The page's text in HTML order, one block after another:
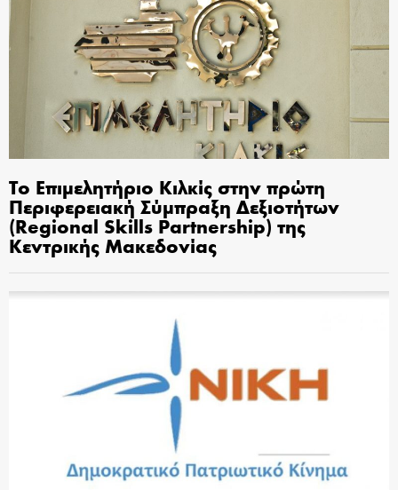
Το Επιμελητήριο Κιλκίς στην πρώτη
Περιφερειακή Σύμπραξη Δεξιοτήτων
(Regional Skills Partnership) της
Κεντρικής Μακεδονίας